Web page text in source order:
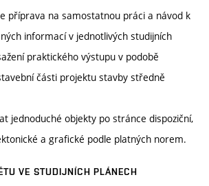
příprava na samostatnou práci a návod k
informací v jednotlivých studijních
praktického výstupu v podobě
části projektu stavby středně
jednoduché objekty po stránce dispoziční,
a grafické podle platných norem.
VE STUDIJNÍCH PLÁNECH